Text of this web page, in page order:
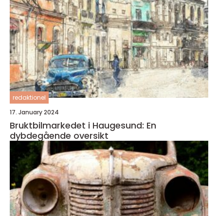
redaktionel
17. January 2024
Bruktbilmarkedet i Haugesund: En
dybdegående oversikt